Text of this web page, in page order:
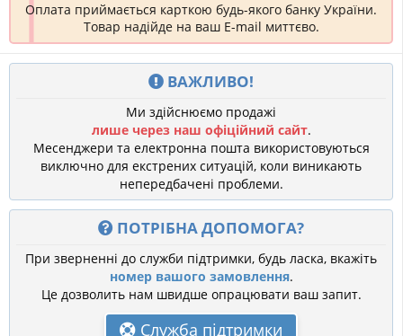
Оплата приймається карткою будь-якого банку України.
Товар надійде на ваш E-mail миттєво.
ВАЖЛИВО!
Ми здійснюємо продажі
лише через наш офіційний сайт.
Месенджери та електронна пошта використовуються
виключно для екстрених ситуацій, коли виникають
непередбачені проблеми.
ПОТРІБНА ДОПОМОГА?
При зверненні до служби підтримки, будь ласка, вкажіть
номер вашого замовлення.
Це дозволить нам швидше опрацювати ваш запит.
Служба підтримки